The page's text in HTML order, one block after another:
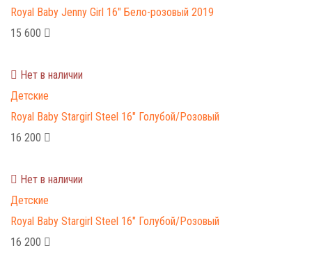
Royal Baby Jenny Girl 16" Бело-розовый 2019
15 600
Нет в наличии
Детские
Royal Baby Stargirl Steel 16" Голубой/Розовый
16 200
Нет в наличии
Детские
Royal Baby Stargirl Steel 16" Голубой/Розовый
16 200